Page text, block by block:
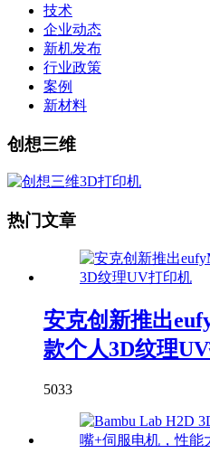
技术
企业动态
新机发布
行业政策
案例
新材料
创想三维
热门文章
安克创新推出
款个人3D纹理
5033